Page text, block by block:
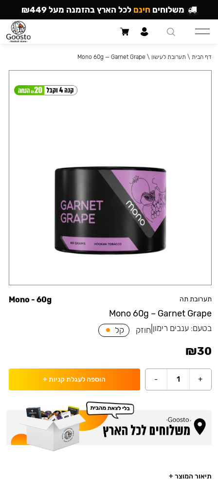
תערובת תה
Mono 60g – Garnet Grape
Mono - 60g
בטעם:ענבים רימון חוזק קל
₪30
+
1
- הוספה לעגלת קניות +
דף הבית \ תערובת לעישון \
Mono 60g — Garnet Grape
תיאור המוצר +
משלוחים חינם לכל הארץ בהזמנה מעל ₪449